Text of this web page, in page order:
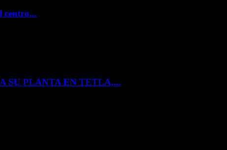
centro...
SU PLANTA EN TETLA,...